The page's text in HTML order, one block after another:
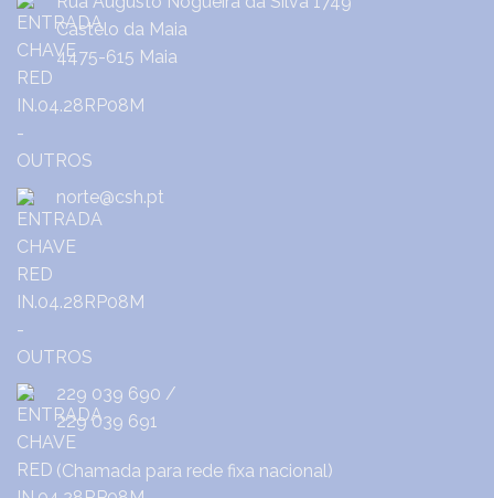
Castêlo da Maia
4475-615 Maia
norte@csh.pt
229 039 690 /
229 039 691
(Chamada para rede fixa nacional)